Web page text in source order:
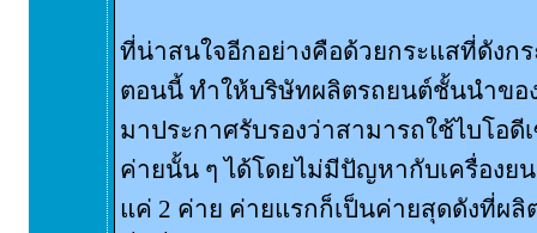
ที่น่าสนใจอีกอย่างคือด้วยกระแสที่ดังก
ตอนนี้ ทำให้บริษัทผลิตรถยนต์ชั้นนำขอ
มาประกาศรับรองว่าสามารถใช้ไบโอ
ค่ายนั้น ๆ ได้โดยไม่มีปัญหากับเครื่องย
แค่ 2 ค่าย ค่ายแรกก็เป็นค่ายสุดดังที่ผ